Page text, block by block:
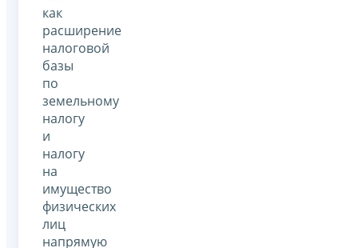
как
расширение
налоговой
базы
по
земельному
налогу
и
налогу
на
имущество
физических
лиц
напрямую